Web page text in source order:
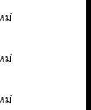
ม่
ม่
ม่